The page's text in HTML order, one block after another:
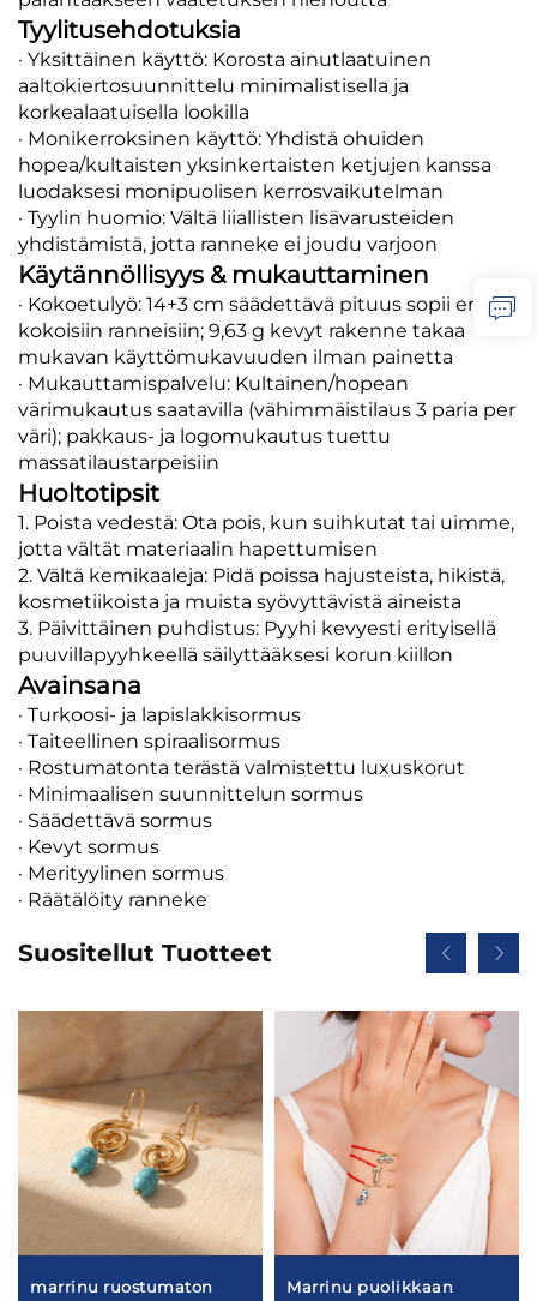
Tyylitusehdotuksia
· Yksittäinen käyttö: Korosta ainutlaatuinen
aaltokiertosuunnittelu minimalistisella ja
korkealaatuisella lookilla
· Monikerroksinen käyttö: Yhdistä ohuiden
hopea/kultaisten yksinkertaisten ketjujen kanssa
luodaksesi monipuolisen kerrosvaikutelman
· Tyylin huomio: Vältä liiallisten lisävarusteiden
yhdistämistä, jotta ranneke ei joudu varjoon
Käytännöllisyys & mukauttaminen
· Kokoetulyö: 14+3 cm säädettävä pituus sopii eri
kokoisiin ranneisiin; 9,63 g kevyt rakenne takaa
mukavan käyttömukavuuden ilman painetta
· Mukauttamispalvelu: Kultainen/hopean
värimukautus saatavilla (vähimmäistilaus 3 paria per
väri); pakkaus- ja logomukautus tuettu
massatilaustarpeisiin
Huoltotipsit
1. Poista vedestä: Ota pois, kun suihkutat tai uimme,
jotta vältät materiaalin hapettumisen
2. Vältä kemikaaleja: Pidä poissa hajusteista, hikistä,
kosmetiikoista ja muista syövyttävistä aineista
3. Päivittäinen puhdistus: Pyyhi kevyesti erityisellä
puuvillapyyhkeellä säilyttääksesi korun kiillon
Avainsana
· Turkoosi- ja lapislakkisormus
· Taiteellinen spiraalisormus
· Rostumatonta terästä valmistettu luxuskorut
· Minimaalisen suunnittelun sormus
· Säädettävä sormus
· Kevyt sormus
· Merityylinen sormus
· Räätälöity ranneke
Suositellut Tuotteet
marrinu ruostumaton
Marrinu puolikkaan